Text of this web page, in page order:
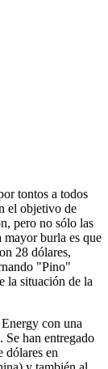
tontos a todos
el objetivo de
pero no sólo las
mayor burla es que
28 dólares,
"Pino"
la situación de la
con una
Se han entregado
dólares en